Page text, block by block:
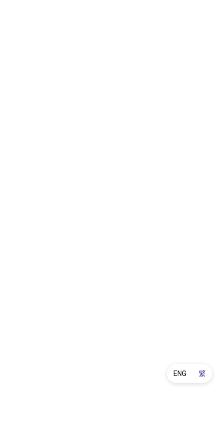
繁
ENG